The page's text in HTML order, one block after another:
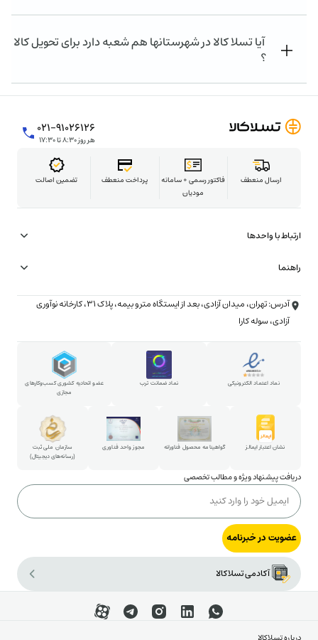
آیا تسلا کالا در شهرستانها هم شعبه دارد برای تحویل کالا
؟
۰۲۱-۹۱۰۲۶۱۲۶
هر روز ۸:۳۰ تا ۱۷:۳۰
تضمین اصالت پرداخت منعطف
فاکتور رسمی + سامانه
مودیان
ارسال منعطف
راهنما
شرایط ارسال فوری (۳ ساعته)
شرایط خرید با چک
روش خرید قسطی
روش خرید حضوری
ارتباط با واحدها
همکاری در تامین
تبلیغات و همکاری تجاری
استخدام در تسلاکالا
ارتباط با مدیرعامل
آدرس: تهران، میدان آزادی، بعد از ایستگاه مترو بیمه، پلاک ۳۱، کارخانه نوآوری
آزادی، سوله کارا
نماد اعتماد الکترونیکی نماد ضمانت ترب
عضو اتحادیه کشوری کسب‌وکارهای
مجازی
نشان اعتبار ایمالز گواهینامه محصول فناورانه مجوز واحد فناوری
سازمان ملی ثبت
(رسانه‌های دیجیتال)
دریافت پیشنهاد ویژه و مطالب تخصصی
عضویت در خبرنامه
آکادمی تسلاکالا